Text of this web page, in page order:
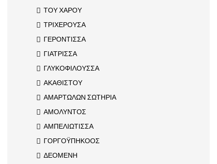
ΤΟΥ ΧΑΡΟΥ
ΤΡΙΧΕΡΟΥΣΑ
ΓΕΡΟΝΤΙΣΣΑ
ΓΙΑΤΡΙΣΣΑ
ΓΛΥΚΟΦΙΛΟΥΣΣΑ
ΑΚΑΘΙΣΤΟΥ
ΑΜΑΡΤΩΛΩΝ ΣΩΤΗΡΙΑ
ΑΜΟΛΥΝΤΟΣ
ΑΜΠΕΛΙΩΤΙΣΣΑ
ΓΟΡΓΟΫΠΗΚΟΟΣ
ΔΕΟΜΕΝΗ